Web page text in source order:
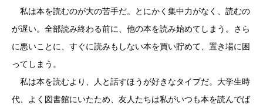
私は本を読むのが大の苦手だ。とにかく集中力がなく、読むの
が遅い。全部読み終わる前に、他の本を読み始めてしまう。さら
に悪いことに、すぐに読みもしない本を買い貯めて、置き場に困
ってしまう。
私は本を読むより、人と話すほうが好きなタイプだ。大学生時
代、よく図書館にいたため、友人たちは私がいつも本を読んでば